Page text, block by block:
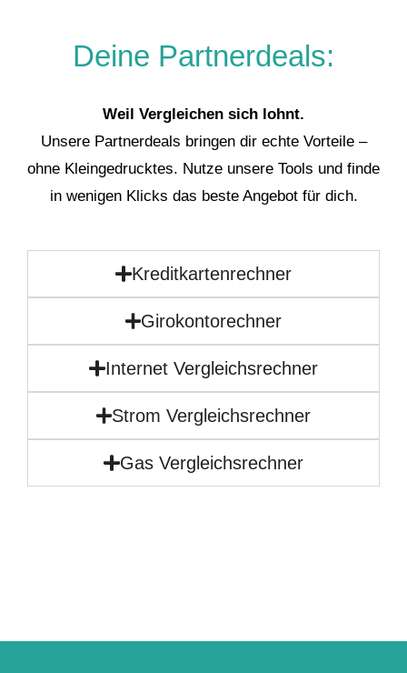
Deine Partnerdeals:
Weil Vergleichen sich lohnt.
Unsere Partnerdeals bringen dir echte Vorteile –
ohne Kleingedrucktes. Nutze unsere Tools und finde
in wenigen Klicks das beste Angebot für dich.
Kreditkartenrechner
Girokontorechner
Internet Vergleichsrechner
Strom Vergleichsrechner
Gas Vergleichsrechner